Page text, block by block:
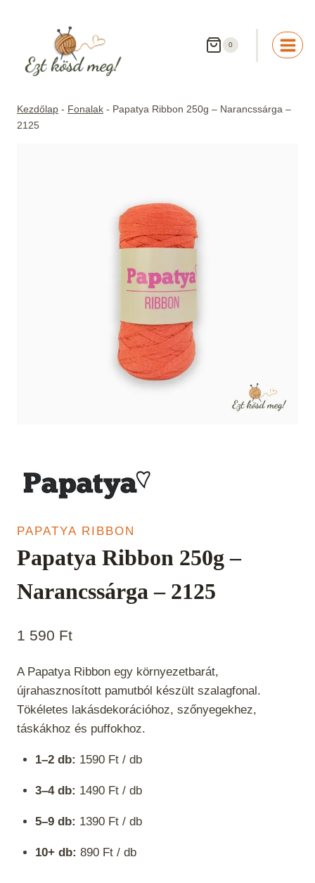
0
Kezdőlap - Fonalak - Papatya Ribbon 250g – Narancssárga –
2125
PAPATYA RIBBON
Papatya Ribbon 250g –
Narancssárga – 2125
1 590 Ft
A Papatya Ribbon egy környezetbarát,
újrahasznosított pamutból készült szalagfonal.
Tökéletes lakásdekorációhoz, szőnyegekhez,
táskákhoz és puffokhoz.
1–2 db: 1590 Ft / db
3–4 db: 1490 Ft / db
5–9 db: 1390 Ft / db
10+ db: 890 Ft / db